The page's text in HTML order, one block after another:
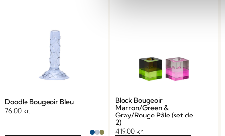
Doodle Bougeoir Bleu
76,00 kr.
Block Bougeoir
Marron/Green &
Gray/Rouge Pâle (set de
2)
419,00 kr.